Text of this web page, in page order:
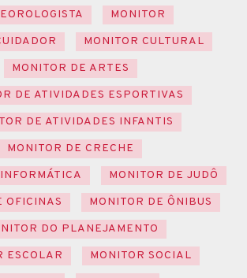
MONITOR
MONITOR CULTURAL
MONITOR DE ARTES
DE ATIVIDADES ESPORTIVAS
DE ATIVIDADES INFANTIS
MONITOR DE CRECHE
MONITOR DE JUDÔ
OFICINAS
MONITOR DE ÔNIBUS
DO PLANEJAMENTO
ESCOLAR
MONITOR SOCIAL